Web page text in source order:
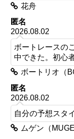
花舟
匿名
2026.08.02
ボートレースの
中できた。初心
ボートリオ（
匿名
2026.08.02
自分の予想スタ
ムゲン（